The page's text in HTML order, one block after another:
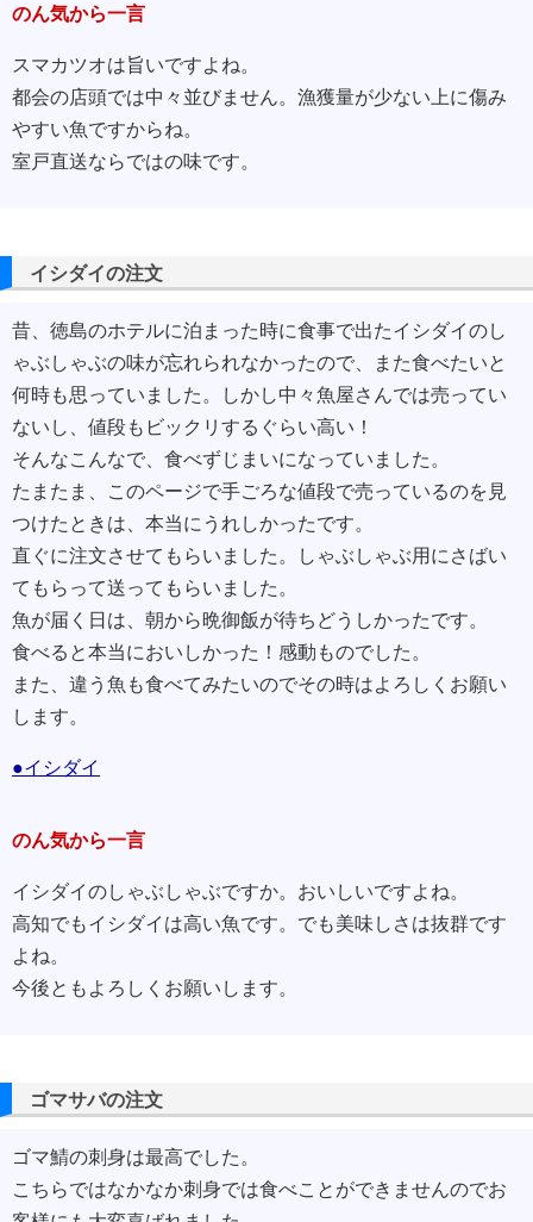
のん気から一言
スマカツオは旨いですよね。
都会の店頭では中々並びません。漁獲量が少ない上に傷み
やすい魚ですからね。
室戸直送ならではの味です。
イシダイの注文
昔、徳島のホテルに泊まった時に食事で出たイシダイのし
ゃぶしゃぶの味が忘れられなかったので、また食べたいと
何時も思っていました。しかし中々魚屋さんでは売ってい
ないし、値段もビックリするぐらい高い！
そんなこんなで、食べずじまいになっていました。
たまたま、このページで手ごろな値段で売っているのを見
つけたときは、本当にうれしかったです。
直ぐに注文させてもらいました。しゃぶしゃぶ用にさばい
てもらって送ってもらいました。
魚が届く日は、朝から晩御飯が待ちどうしかったです。
食べると本当においしかった！感動ものでした。
また、違う魚も食べてみたいのでその時はよろしくお願い
します。
●イシダイ
のん気から一言
イシダイのしゃぶしゃぶですか。おいしいですよね。
高知でもイシダイは高い魚です。でも美味しさは抜群です
よね。
今後ともよろしくお願いします。
ゴマサバの注文
ゴマ鯖の刺身は最高でした。
こちらではなかなか刺身では食べことができませんのでお